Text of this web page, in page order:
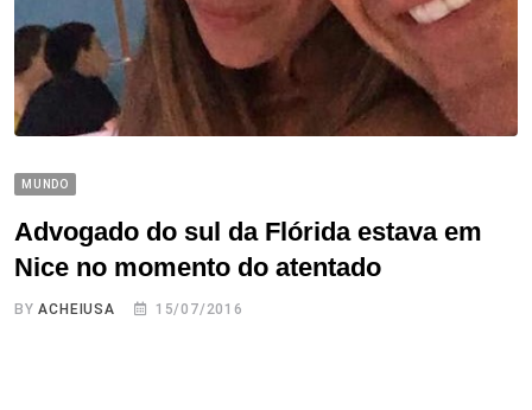
MUNDO
Advogado do sul da Flórida estava em
Nice no momento do atentado
BYACHEIUSA 15/07/2016